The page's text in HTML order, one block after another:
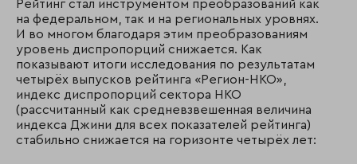
Рейтинг стал инструментом преобразований как
на федеральном, так и на региональных уровнях.
И во многом благодаря этим преобразованиям
уровень диспропорций снижается. Как
показывают итоги исследования по результатам
четырёх выпусков рейтинга «Регион-НКО»,
индекс диспропорций сектора НКО
(рассчитанный как средневзвешенная величина
индекса Джини для всех показателей рейтинга)
стабильно снижается на горизонте четырёх лет: